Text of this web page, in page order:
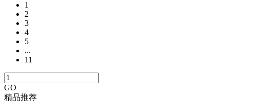
1
2
3
4
5
...
11
GO
精品推荐